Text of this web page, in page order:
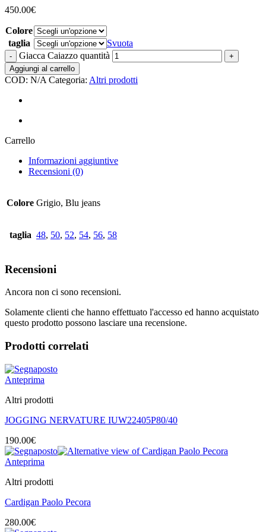
450.00€
Colore
taglia
Svuota
Giacca Caiazzo quantità
Aggiungi al carrello
COD: N/A Categoria: Altri prodotti
Carrello
Informazioni aggiuntive
Recensioni (0)
Colore Grigio, Blu jeans
taglia 48, 50, 52, 54, 56, 58
Recensioni
Ancora non ci sono recensioni.
Solamente clienti che hanno effettuato l'accesso ed hanno acquistato
questo prodotto possono lasciare una recensione.
Prodotti correlati
Anteprima
Altri prodotti
JOGGING NERVATURE IUW22405P80/40
190.00€
Anteprima
Altri prodotti
Cardigan Paolo Pecora
280.00€